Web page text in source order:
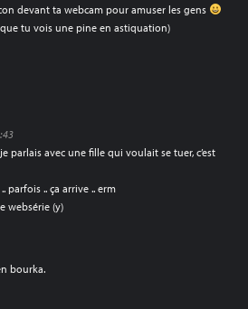
devant ta webcam pour amuser les gens
tu vois une pine en astiquation)
parlais avec une fille qui voulait se tuer, c’est
parfois .. ça arrive .. erm
websérie (y)
bourka.